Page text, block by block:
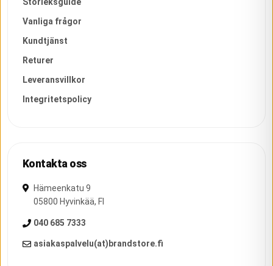
Storleksguide
Vanliga frågor
Kundtjänst
Returer
Leveransvillkor
Integritetspolicy
Kontakta oss
Hämeenkatu 9
05800 Hyvinkää, FI
040 685 7333
asiakaspalvelu(at)brandstore.fi